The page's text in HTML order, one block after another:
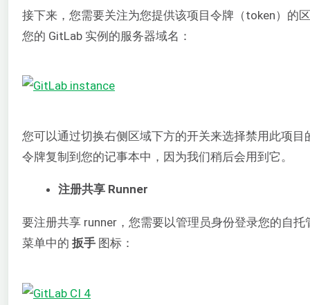
接下来，您需要关注为您提供该项目令牌（token）的
您的 GitLab 实例的服务器域名：
您可以通过切换右侧区域下方的开关来选择禁用此项目
令牌复制到您的记事本中，因为我们稍后会用到它。
注册共享 Runner
要注册共享 runner，您需要以管理员身份登录您的自
菜单中的 扳手 图标：